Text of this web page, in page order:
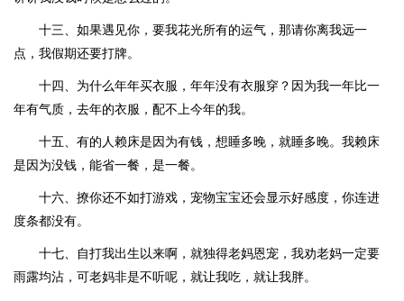
十三、如果遇见你，要我花光所有的运气，那请你离我远一
点，我假期还要打牌。
十四、为什么年年买衣服，年年没有衣服穿？因为我一年比一
年有气质，去年的衣服，配不上今年的我。
十五、有的人赖床是因为有钱，想睡多晚，就睡多晚。我赖床
是因为没钱，能省一餐，是一餐。
十六、撩你还不如打游戏，宠物宝宝还会显示好感度，你连进
度条都没有。
十七、自打我出生以来啊，就独得老妈恩宠，我劝老妈一定要
雨露均沾，可老妈非是不听呢，就让我吃，就让我胖。